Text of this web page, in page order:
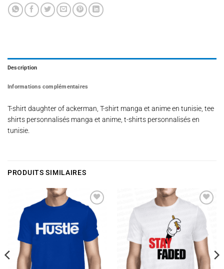
Description
Informations complémentaires
T-shirt daughter of ackerman, T-shirt manga et anime en tunisie, tee
shirts personnalisés manga et anime, t-shirts personnalisés en
tunisie.
PRODUITS SIMILAIRES
Ajouter
à la
wishlist
Ajouter
à la